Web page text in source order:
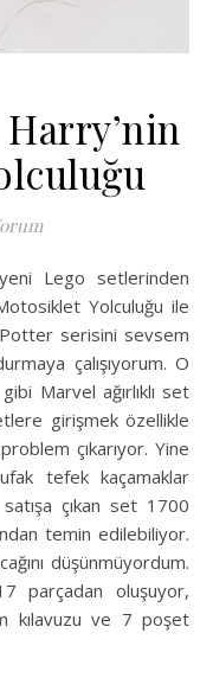
Yolculuğu ile
Potter serisini sevsem
çalışıyorum. O
Marvel ağırlıklı set
girişmek özellikle
çıkarıyor. Yine
tefek kaçamaklar
çıkan set 1700
temin edilebiliyor.
düşünmüyordum.
parçadan oluşuyor,
kılavuzu ve 7 poşet